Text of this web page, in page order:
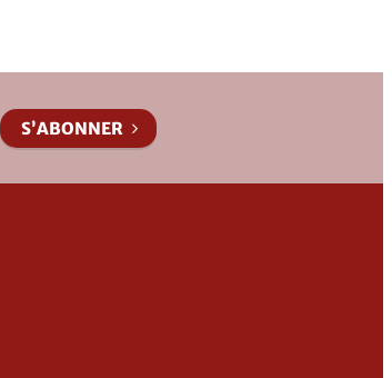
S’ABONNER